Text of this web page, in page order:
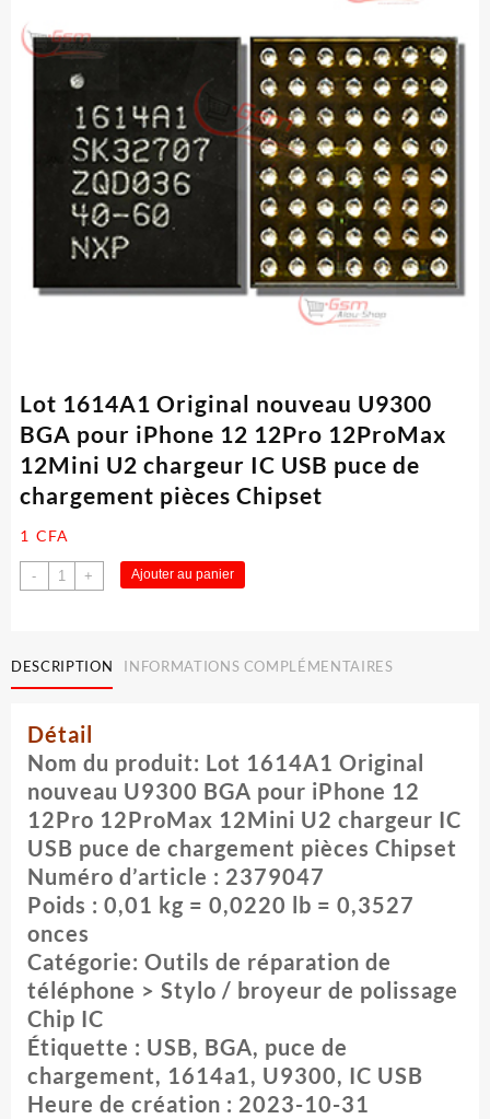
Lot 1614A1 Original nouveau U9300
BGA pour iPhone 12 12Pro 12ProMax
12Mini U2 chargeur IC USB puce de
chargement pièces Chipset
1 CFA
-
quantité
de
Original
nouveau
BGA
pour
12
12Pro
12ProMax
12Mini
U2
chargeur
IC
USB
puce
de
chargement
pièces
Chipset
+ Ajouter au panier
DESCRIPTION INFORMATIONS COMPLÉMENTAIRES
Détail
Nom du produit: Lot 1614A1 Original
nouveau U9300 BGA pour iPhone 12
12Pro 12ProMax 12Mini U2 chargeur IC
USB puce de chargement pièces Chipset
Numéro d’article : 2379047
Poids : 0,01 kg = 0,0220 lb = 0,3527
onces
Catégorie: Outils de réparation de
téléphone > Stylo / broyeur de polissage
Chip IC
Étiquette : USB, BGA, puce de
chargement, 1614a1, U9300, IC USB
Heure de création : 2023-10-31